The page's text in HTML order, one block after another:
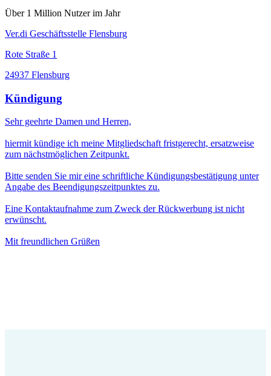
Über 1 Million Nutzer im Jahr
Ver.di Geschäftsstelle Flensburg
Rote Straße 1
24937 Flensburg
Kündigung
Sehr geehrte Damen und Herren,
hiermit kündige ich meine Mitgliedschaft fristgerecht, ersatzweise
zum nächstmöglichen Zeitpunkt.
Bitte senden Sie mir eine schriftliche Kündigungsbestätigung unter
Angabe des Beendigungszeitpunktes zu.
Eine Kontaktaufnahme zum Zweck der Rückwerbung ist nicht
erwünscht.
Mit freundlichen Grüßen